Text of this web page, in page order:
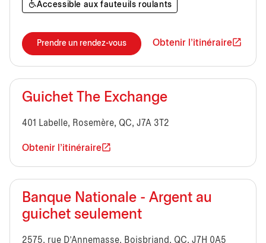
Accessible aux fauteuils roulants
Prendre un rendez-vous Obtenir l'itinéraire
Guichet The Exchange
401 Labelle, Rosemère, QC, J7A 3T2
Obtenir l'itinéraire
Banque Nationale - Argent au
guichet seulement
2575, rue D'Annemasse, Boisbriand, QC, J7H 0A5